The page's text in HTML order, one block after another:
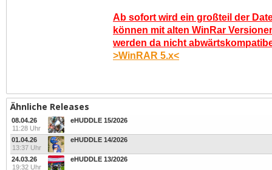
Ab sofort wird ein großteil der
können mit alten WinRar
werden da nicht
>WinRAR 5.x<
Ähnliche Releases
08.04.26
11:28 Uhr
eHUDDLE 15/2026
01.04.26
13:37 Uhr
eHUDDLE 14/2026
24.03.26
19:32 Uhr
eHUDDLE 13/2026